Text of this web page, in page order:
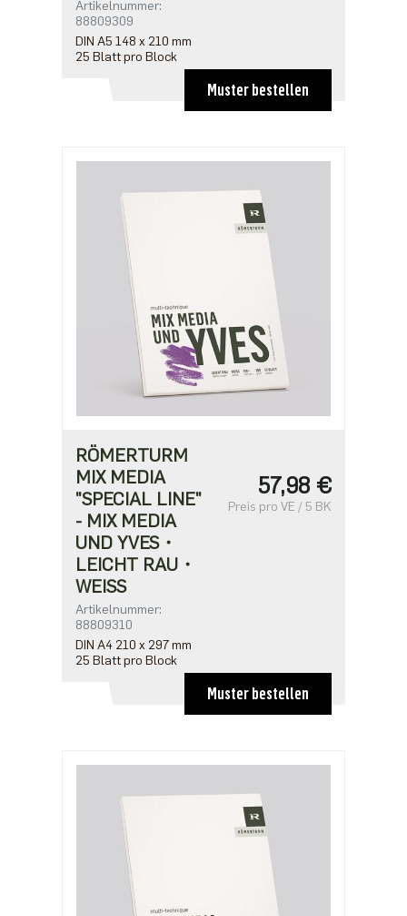
Artikelnummer:
88809309
DIN A5 148 x 210 mm
25 Blatt pro Block
Muster bestellen
RÖMERTURM
MIX MEDIA
"SPECIAL LINE"
- MIX MEDIA
UND YVES・
LEICHT RAU・
WEISS
Artikelnummer:
88809310
DIN A4 210 x 297 mm
25 Blatt pro Block
57,98 €
Preis pro VE / 5 BK
Muster bestellen